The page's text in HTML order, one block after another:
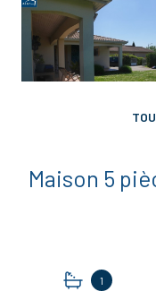
Maison 5 pièce(s) 4 chambre(s) 140
1